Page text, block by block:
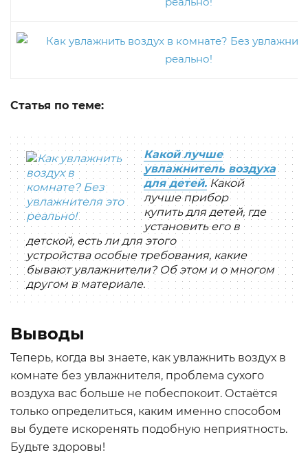
Статья по теме:
Какой лучше
увлажнитель воздуха
для детей. Какой
лучше прибор
купить для детей, где
установить его в
детской, есть ли для этого
устройства особые требования, какие
бывают увлажнители? Об этом и о многом
другом в материале.
Выводы
Теперь, когда вы знаете, как увлажнить воздух в
комнате без увлажнителя, проблема сухого
воздуха вас больше не побеспокоит. Остаётся
только определиться, каким именно способом
вы будете искоренять подобную неприятность.
Будьте здоровы!